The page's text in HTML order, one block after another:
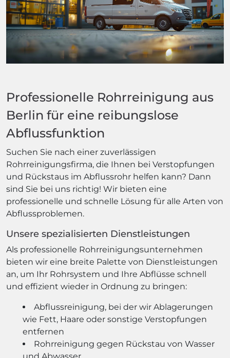
Professionelle Rohrreinigung aus
Berlin für eine reibungslose
Abflussfunktion
Suchen Sie nach einer zuverlässigen
Rohrreinigungsfirma, die Ihnen bei Verstopfungen
und Rückstaus im Abflussrohr helfen kann? Dann
sind Sie bei uns richtig! Wir bieten eine
professionelle und schnelle Lösung für alle Arten von
Abflussproblemen.
Unsere spezialisierten Dienstleistungen
Als professionelle Rohrreinigungsunternehmen
bieten wir eine breite Palette von Dienstleistungen
an, um Ihr Rohrsystem und Ihre Abflüsse schnell
und effizient wieder in Ordnung zu bringen:
Abflussreinigung, bei der wir Ablagerungen
wie Fett, Haare oder sonstige Verstopfungen
entfernen
Rohrreinigung gegen Rückstau von Wasser